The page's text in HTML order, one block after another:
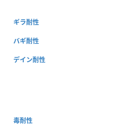
ギラ耐性
バギ耐性
デイン耐性
毒耐性